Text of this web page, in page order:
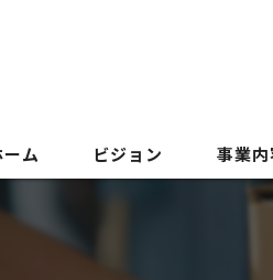
ーム ビジョン 事業